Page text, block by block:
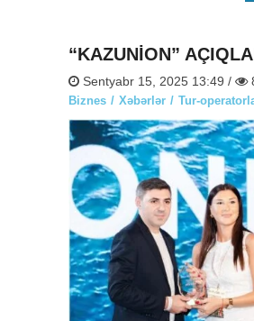
“KAZUNİON”
Sentyabr 15, 2025 13:49 /
Biznes Xəbərlər Tur-